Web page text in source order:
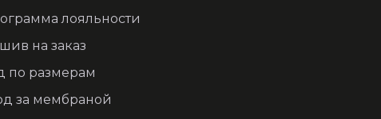
лояльности
на заказ
по размерам
за мембраной